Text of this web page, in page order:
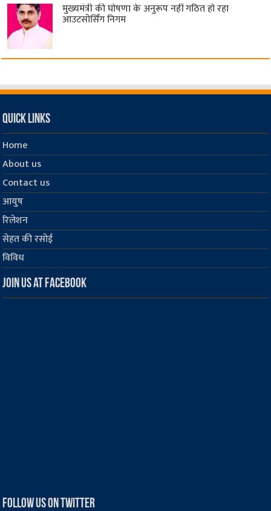
मुख्यमंत्री की घोषणा के अनुरूप नहीं गठित हो रहा
आउटसोर्सिंग निगम
Quick Links
Home
About us
Contact us
आयुष
रिलेशन
सेहत की रसोई
विविध
Join us at Facebook
Follow us on Twitter